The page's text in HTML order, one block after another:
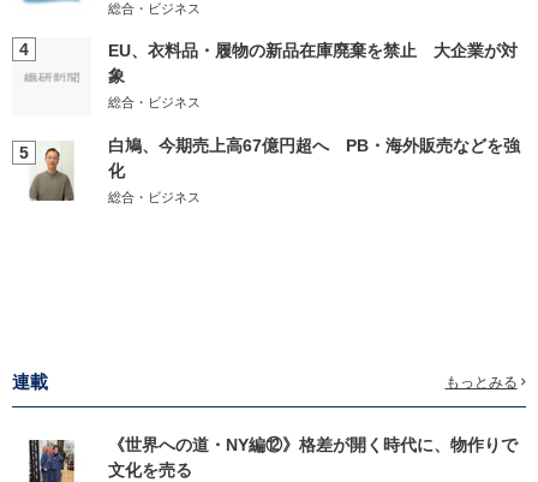
総合・ビジネス
4
EU、衣料品・履物の新品在庫廃棄を禁止 大企業が対
象
総合・ビジネス
5
白鳩、今期売上高67億円超へ PB・海外販売などを強
化
総合・ビジネス
連載 もっとみる
《世界への道・NY編⑫》格差が開く時代に、物作りで
文化を売る